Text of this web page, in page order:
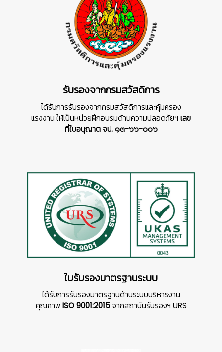
รับรองจากกรมสวัสดิการ
ได้รับการรับรองจากกรมสวัสดิการและคุ้มครอง
แรงงาน ให้เป็นหน่วยฝึกอบรมด้านความปลอดภัยฯ เลข
ที่ใบอนุญาต จป. ๑๓-๖๖-๐๐๖
ใบรับรองมาตรฐานระบบ
ได้รับการรับรองมาตรฐานด้านระบบบริหารงาน
คุณภาพISO 9001:2015 จากสถาบันรับรองฯ URS